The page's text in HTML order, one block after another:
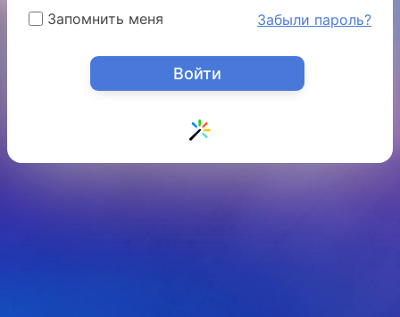
Запомнить меня Забыли пароль?